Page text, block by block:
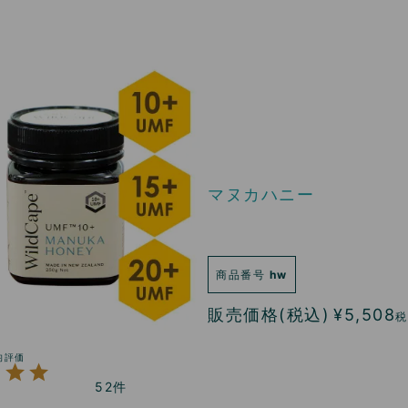
マヌカハニー
商品番号 hw
販売価格(税込) ¥5,508
52